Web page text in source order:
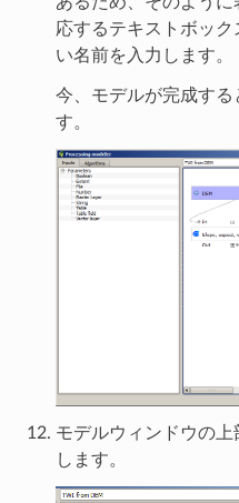
応するテキストボッ
い名前を入力します。
今、モデルが完成する
す。
モデルウィンドウの
します。